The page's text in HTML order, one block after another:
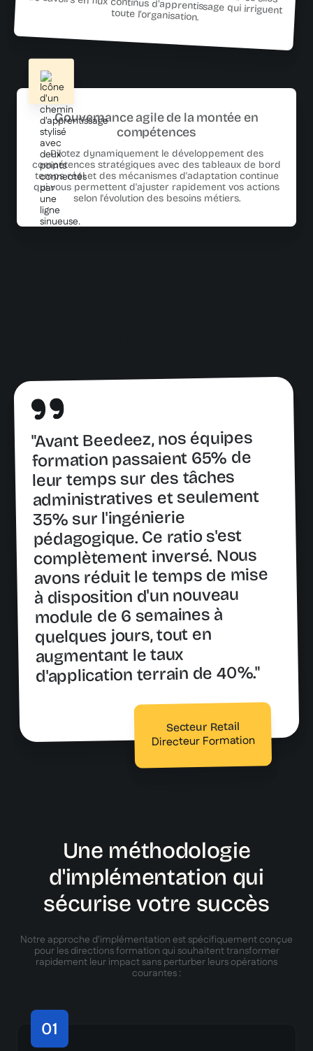
toute l'organisation.
Gouvernance agile de la montée en
compétences
Pilotez dynamiquement le développement des
compétences stratégiques avec des tableaux de bord
temps réel et des mécanismes d'adaptation continue
qui vous permettent d'ajuster rapidement vos actions
selon l'évolution des besoins métiers.
"Avant Beedeez, nos équipes
formation passaient 65% de
leur temps sur des tâches
administratives et seulement
35% sur l'ingénierie
pédagogique. Ce ratio s'est
complètement inversé. Nous
avons réduit le temps de mise
à disposition d'un nouveau
module de 6 semaines à
quelques jours, tout en
augmentant le taux
d'application terrain de 40%."
Secteur Retail
Directeur Formation
Une méthodologie
d'implémentation qui
sécurise votre succès
Notre approche d'implémentation est spécifiquement conçue
pour les directions formation qui souhaitent transformer
rapidement leur impact sans perturber leurs opérations
courantes :
01